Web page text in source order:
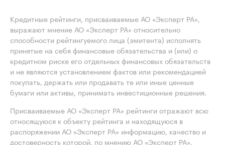
Кредитные рейтинги, присваиваемые АО «Эксперт РА»,
выражают мнение АО «Эксперт РА» относительно
способности рейтингуемого лица (эмитента) исполнять
принятые на себя финансовые обязательства и (или) о
кредитном риске его отдельных финансовых обязательств
и не являются установлением фактов или рекомендацией
покупать, держать или продавать те или иные ценные
бумаги или активы, принимать инвестиционные решения.
Присваиваемые АО «Эксперт РА» рейтинги отражают всю
относящуюся к объекту рейтинга и находящуюся в
распоряжении АО «Эксперт РА» информацию, качество и
достоверность которой, по мнению АО «Эксперт РА»,